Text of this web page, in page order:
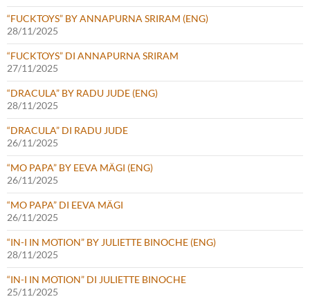
“FUCKTOYS” BY ANNAPURNA SRIRAM (ENG)
28/11/2025
“FUCKTOYS” DI ANNAPURNA SRIRAM
27/11/2025
“DRACULA” BY RADU JUDE (ENG)
28/11/2025
“DRACULA” DI RADU JUDE
26/11/2025
“MO PAPA” BY EEVA MÄGI (ENG)
26/11/2025
“MO PAPA” DI EEVA MÄGI
26/11/2025
“IN-I IN MOTION” BY JULIETTE BINOCHE (ENG)
28/11/2025
“IN-I IN MOTION” DI JULIETTE BINOCHE
25/11/2025